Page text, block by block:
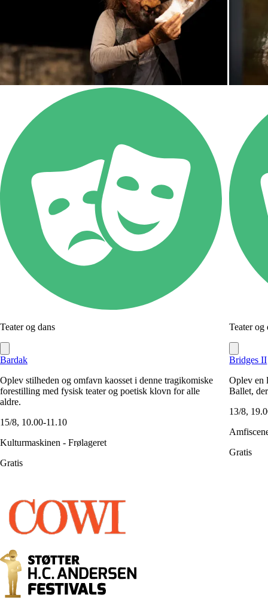
Teater og dans
Bardak
Oplev stilheden og omfavn kaosset i denne tragikomiske
forestilling med fysisk teater og poetisk klovn for alle
aldre.
15/8, 10.00-11.10
Kulturmaskinen - Frølageret
Gratis
Teater og
Bridges II
Oplev en
Ballet,
13/8,
Gratis